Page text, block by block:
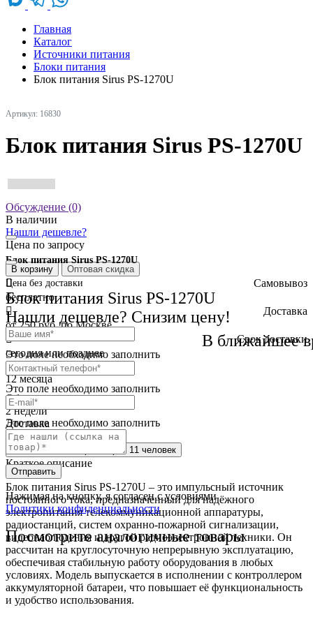
Главная
Каталог
Источники питания
Блоки питания
Блок питания Sirus PS-1270U
Артикул: 16830
Блок питания Sirus PS-1270U
Обсуждение (0)
Блок питания Sirus PS-1270U
Цена без доставки
Блок питания Sirus PS-1270U
Нашли дешевле? Снизим цену!
Это поле необходимо заполнить
Это поле необходимо заполнить
Это поле необходимо заполнить
Отправить
Нажимая на кнопку, я согласен с условиями
Политики конфиденциальности
Посмотрите аналогичные товары
В наличии
Нашли дешевле?
В ближайшее
Цена по запросу
В корзину Оптовая скидка
Самовывоз
бесплатно
Доставка
от 250 руб. по Москве
Cрок доставки
сегодня или позднее
Гарантия
12 месяца
Обмен и возврат
2 недели
Доставка
по всей России
Сейчас этот товар смотрят 11 человек
Краткое описание
Блок питания Sirus PS-1270U – это импульсный источник
постоянного тока, предназначенный для надёжного
электропитания телекоммуникационной аппаратуры,
радиостанций, систем охранно-пожарной сигнализации,
видеонаблюдения и другой радиоэлектронной техники. Он
рассчитан на круглосуточную непрерывную эксплуатацию,
обеспечивая стабильную работу оборудования в любых
условиях. Модель выпускается в исполнении с контроллером
аккумуляторной батареи, что повышает её функциональность
и удобство использования.